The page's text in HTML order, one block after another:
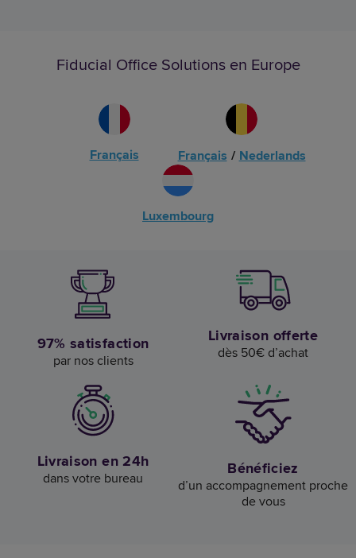
Fiducial Office Solutions en Europe
Français Français / Nederlands
Luxembourg
97% satisfaction
par nos clients
Livraison offerte
dès 50€ d’achat
Livraison en 24h
dans votre bureau Bénéficiez
d’un accompagnement proche
de vous